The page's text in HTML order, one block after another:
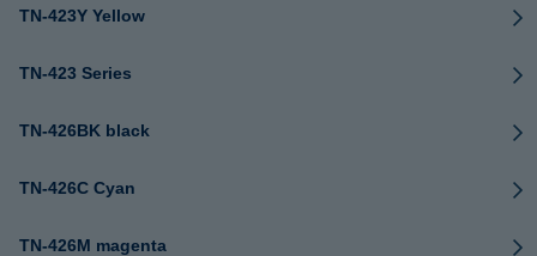
TN-423Y Yellow
TN-423 Series
TN-426BK black
TN-426C Cyan
TN-426M magenta